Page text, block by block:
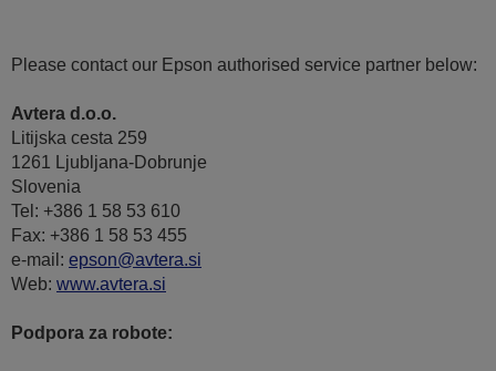
Please contact our Epson authorised service partner below:
Avtera d.o.o.
Litijska cesta 259
1261 Ljubljana-Dobrunje
Slovenia
Tel: +386 1 58 53 610
Fax: +386 1 58 53 455
e-mail: epson@avtera.si
Web: www.avtera.si
Podpora za robote: